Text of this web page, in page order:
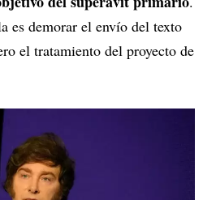
es demorar el envío del texto
el tratamiento del proyecto de